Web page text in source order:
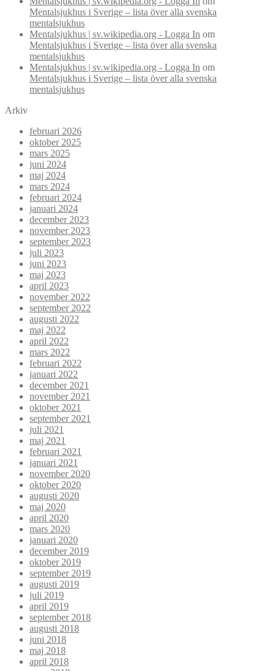
Mentalsjukhus i Sverige – lista över alla svenska
mentalsjukhus
Mentalsjukhus | sv.wikipedia.org - Logga In om
Mentalsjukhus i Sverige – lista över alla svenska
mentalsjukhus
Mentalsjukhus | sv.wikipedia.org - Logga In om
Mentalsjukhus i Sverige – lista över alla svenska
mentalsjukhus
Arkiv
februari 2026
oktober 2025
mars 2025
juni 2024
maj 2024
mars 2024
februari 2024
januari 2024
december 2023
november 2023
september 2023
juli 2023
juni 2023
maj 2023
april 2023
november 2022
september 2022
augusti 2022
maj 2022
april 2022
mars 2022
februari 2022
januari 2022
december 2021
november 2021
oktober 2021
september 2021
juli 2021
maj 2021
februari 2021
januari 2021
november 2020
oktober 2020
augusti 2020
maj 2020
april 2020
mars 2020
januari 2020
december 2019
oktober 2019
september 2019
augusti 2019
juli 2019
april 2019
september 2018
augusti 2018
juni 2018
maj 2018
april 2018